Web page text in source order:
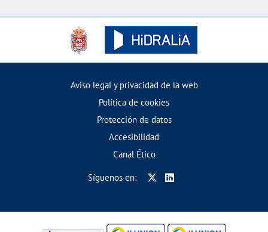
Aviso legal y privacidad de la web
Política de cookies
Protección de datos
Accesibilidad
Canal Ético
Síguenos en: